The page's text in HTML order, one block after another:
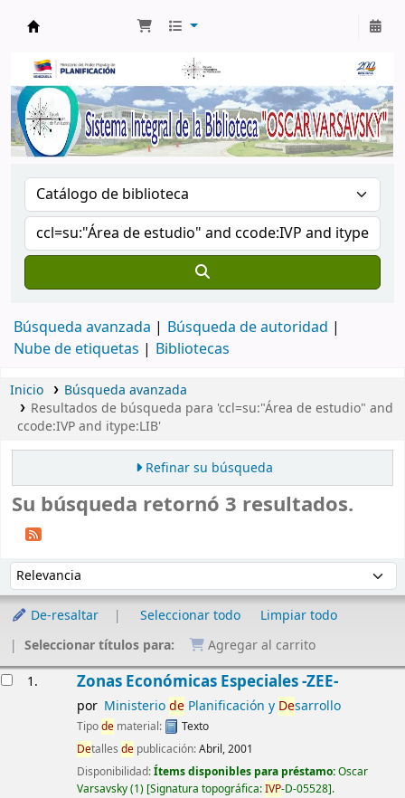
Búsqueda avanzada
Búsqueda de autoridad
Nube de etiquetas
Bibliotecas
Inicio
Búsqueda avanzada
Resultados de búsqueda para 'ccl=su:"Área de estudio" and
ccode:IVP and itype:LIB'
Refinar su búsqueda
Su búsqueda retornó 3 resultados.
Ordenar por:
De-resaltar Seleccionar todo
Limpiar todo
Seleccionar títulos para:
Agregar al carrito
1. Zonas Económicas Especiales -ZEE-
por MinisteriodePlanificación y Desarrollo
Tipodematerial:
Texto
Detalles depublicación:Abril, 2001
Disponibilidad:Ítems disponibles para préstamo:Oscar
Varsavsky(1) Signatura topográfica:IVP-D-05528 .